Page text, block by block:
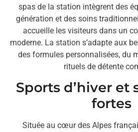
spas de la station intègrent des
génération et des soins
accueille les visiteurs dans un
moderne. La station s’adapte aux
des formules personnalisées, du
rituels de détente
Sports d’hiver et
fortes
Située au cœur des Alpes